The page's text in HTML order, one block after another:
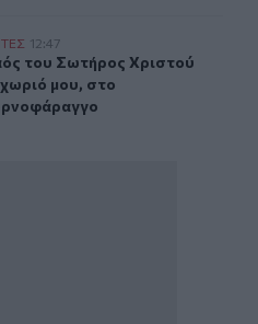
στο χωριό μου, στο
12:47
του Σωτήρος Χριστού στο
του Σωτήρος Χριστού
μου, στο